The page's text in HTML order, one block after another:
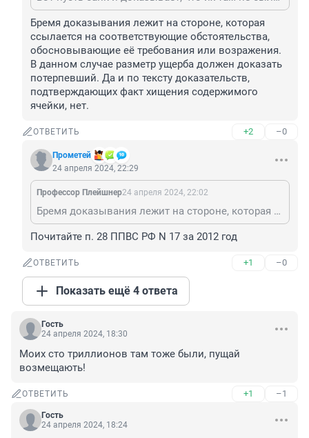
Бремя доказывания лежит на стороне, которая
ссылается на соответствующие обстоятельства,
обосновывающие её требования или возражения.
В данном случае разметр ущерба должен доказать
потерпевший. Да и по тексту доказательств,
подтверждающих факт хищения содержимого
ячейки, нет.
ОТВЕТИТЬ +2 –0
Прометей
24 апреля 2024, 22:29
Профессор Плейшнер24 апреля 2024, 22:02
Бремя доказывания лежит на стороне, которая ссылается на соответствующие обстоятельства, обосновывающие её требования или возражения. В данном случае разметр ущерба должен доказать потерпевший. Да и по тексту доказательств, подтверждающих факт хищения содержимого ячейки, нет.
Почитайте п. 28 ППВС РФ N 17 за 2012 год
ОТВЕТИТЬ +1 –0
Показать ещё 4 ответа
Гость
24 апреля 2024, 18:30
Моих сто триллионов там тоже были, пущай
возмещають!
ОТВЕТИТЬ +1 –1
Гость
24 апреля 2024, 18:24